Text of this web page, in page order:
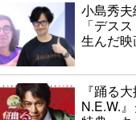
小島秀夫
「デス
生んだ映
『踊る
N.E.W.